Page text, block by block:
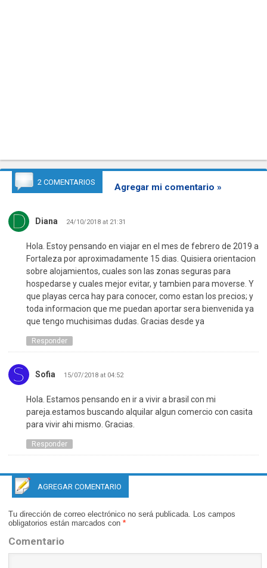
2 COMENTARIOS Agregar mi comentario »
Diana 24/10/2018 at 21:31
Hola. Estoy pensando en viajar en el mes de febrero de 2019 a
Fortaleza por aproximadamente 15 dias. Quisiera orientacion
sobre alojamientos, cuales son las zonas seguras para
hospedarse y cuales mejor evitar, y tambien para moverse. Y
que playas cerca hay para conocer, como estan los precios; y
toda informacion que me puedan aportar sera bienvenida ya
que tengo muchisimas dudas. Gracias desde ya
Responder
Sofia 15/07/2018 at 04:52
Hola. Estamos pensando en ir a vivir a brasil con mi
pareja.estamos buscando alquilar algun comercio con casita
para vivir ahi mismo. Gracias.
Responder
AGREGAR COMENTARIO
Tu dirección de correo electrónico no será publicada. Los campos
obligatorios están marcados con *
Comentario